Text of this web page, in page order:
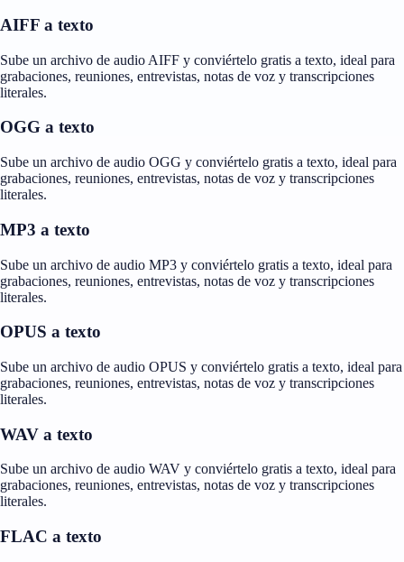
AIFF a texto
Sube un archivo de audio AIFF y conviértelo gratis a texto, ideal para
grabaciones, reuniones, entrevistas, notas de voz y transcripciones
literales.
OGG a texto
Sube un archivo de audio OGG y conviértelo gratis a texto, ideal para
grabaciones, reuniones, entrevistas, notas de voz y transcripciones
literales.
MP3 a texto
Sube un archivo de audio MP3 y conviértelo gratis a texto, ideal para
grabaciones, reuniones, entrevistas, notas de voz y transcripciones
literales.
OPUS a texto
Sube un archivo de audio OPUS y conviértelo gratis a texto, ideal para
grabaciones, reuniones, entrevistas, notas de voz y transcripciones
literales.
WAV a texto
Sube un archivo de audio WAV y conviértelo gratis a texto, ideal para
grabaciones, reuniones, entrevistas, notas de voz y transcripciones
literales.
FLAC a texto